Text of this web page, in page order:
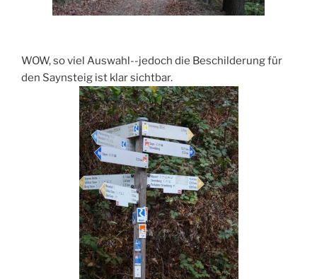
WOW, so viel Auswahl--jedoch die Beschilderung für
den Saynsteig ist klar sichtbar.